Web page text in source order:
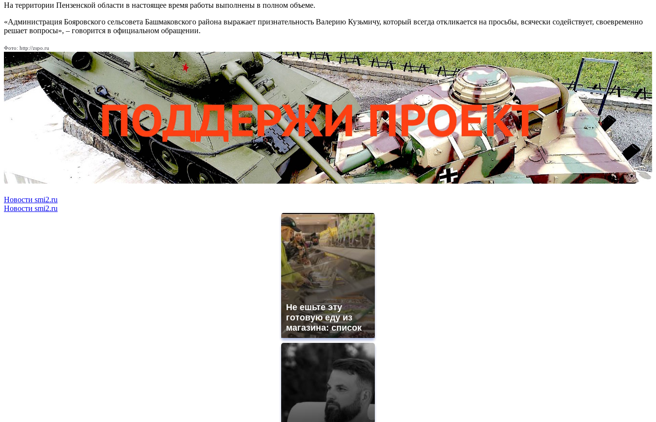
На территории Пензенской области в настоящее время работы выполнены в полном объеме.
«Администрация Бояровского сельсовета Башмаковского района выражает признательность Валерию Кузьмичу, который всегда откликается на просьбы, всячески содействует, своевременно
решает вопросы», – говорится в официальном обращении.
Фото: http://zspo.ru
Новости smi2.ru
Новости smi2.ru
Не ешьте эту
готовую еду из
магазина: список